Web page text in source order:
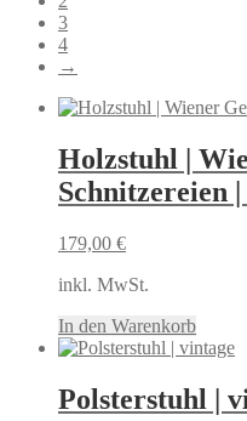
3
4
→
Holzstuhl |
Schnitzereien
179,00 €
inkl. MwSt.
In den Warenkorb
Polsterstuhl |